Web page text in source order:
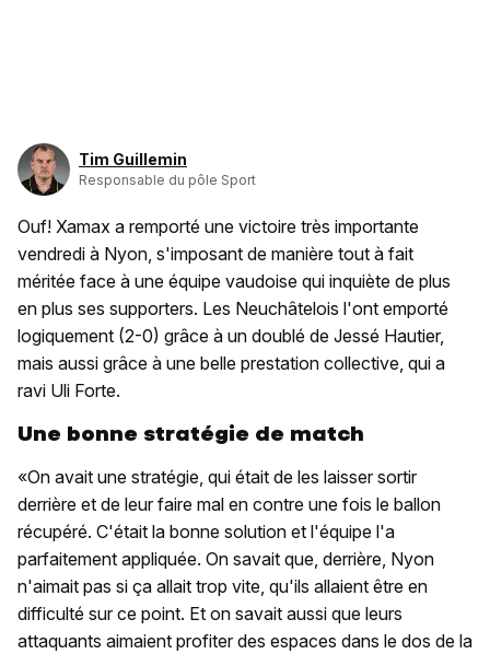
Tim Guillemin
Responsable du pôle Sport
Ouf! Xamax a remporté une victoire très importante
vendredi à Nyon, s'imposant de manière tout à fait
méritée face à une équipe vaudoise qui inquiète de plus
en plus ses supporters. Les Neuchâtelois l'ont emporté
logiquement (2-0) grâce à un doublé de Jessé Hautier,
mais aussi grâce à une belle prestation collective, qui a
ravi Uli Forte.
Une bonne stratégie de match
«On avait une stratégie, qui était de les laisser sortir
derrière et de leur faire mal en contre une fois le ballon
récupéré. C'était la bonne solution et l'équipe l'a
parfaitement appliquée. On savait que, derrière, Nyon
n'aimait pas si ça allait trop vite, qu'ils allaient être en
difficulté sur ce point. Et on savait aussi que leurs
attaquants aimaient profiter des espaces dans le dos de la